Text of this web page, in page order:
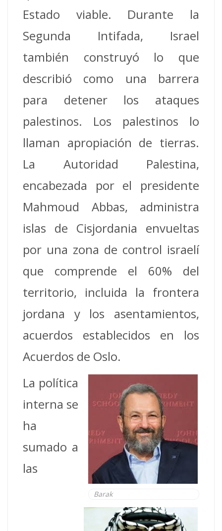
Estado viable. Durante la
Segunda Intifada, Israel
también construyó lo que
describió como una barrera
para detener los ataques
palestinos. Los palestinos lo
llaman apropiación de tierras.
La Autoridad Palestina,
encabezada por el presidente
Mahmoud Abbas, administra
islas de Cisjordania envueltas
por una zona de control israelí
que comprende el 60% del
territorio, incluida la frontera
jordana y los asentamientos,
acuerdos establecidos en los
Acuerdos de Oslo.
Barak
La política
interna se
ha
sumado a
las